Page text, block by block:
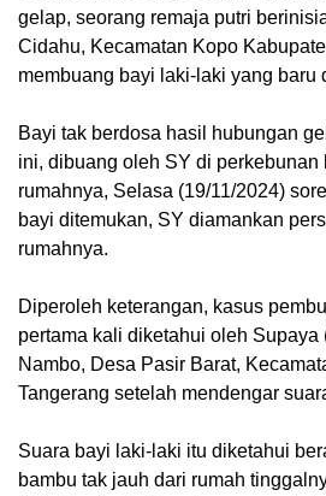
gelap, seorang remaja putri
Cidahu, Kecamatan Kopo
membuang bayi laki-laki yang baru
Bayi tak berdosa hasil hubungan
ini, dibuang oleh SY di perkebunan
rumahnya, Selasa (19/11/2024)
bayi ditemukan, SY diamankan
rumahnya.
Diperoleh keterangan, kasus
pertama kali diketahui oleh Supaya
Nambo, Desa Pasir Barat,
Tangerang setelah mendengar
Suara bayi laki-laki itu diketahui
bambu tak jauh dari rumah